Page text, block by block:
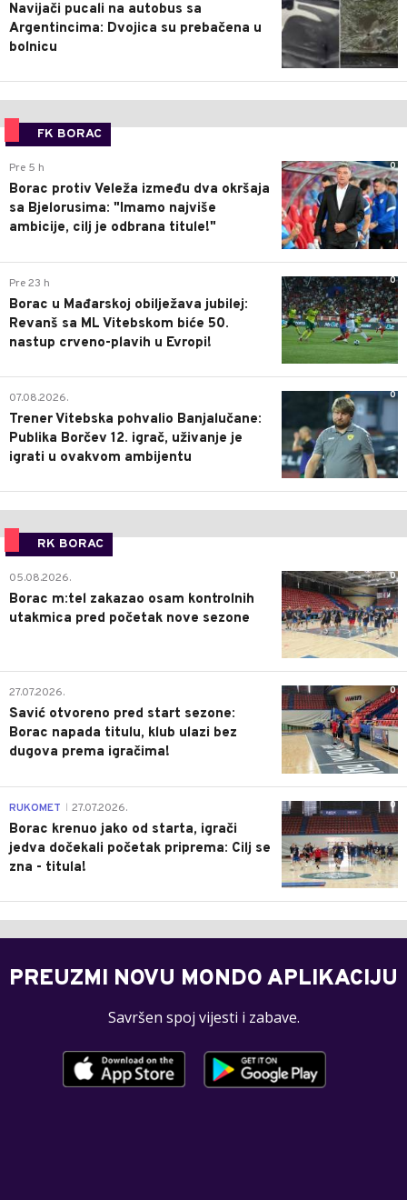
Navijači pucali na autobus sa
Argentincima: Dvojica su prebačena u
bolnicu
FK BORAC
0
Pre 5 h
Borac protiv Veleža između dva okršaja
sa Bjelorusima: "Imamo najviše
ambicije, cilj je odbrana titule!"
0
Pre 23 h
Borac u Mađarskoj obilježava jubilej:
Revanš sa ML Vitebskom biće 50.
nastup crveno-plavih u Evropi!
0
07.08.2026.
Trener Vitebska pohvalio Banjalučane:
Publika Borčev 12. igrač, uživanje je
igrati u ovakvom ambijentu
RK BORAC
0
05.08.2026.
Borac m:tel zakazao osam kontrolnih
utakmica pred početak nove sezone
0
27.07.2026.
Savić otvoreno pred start sezone:
Borac napada titulu, klub ulazi bez
dugova prema igračima!
0
RUKOMET 27.07.2026.
Borac krenuo jako od starta, igrači
jedva dočekali početak priprema: Cilj se
zna - titula!
PREUZMI NOVU MONDO APLIKACIJU
Savršen spoj vijesti i zabave.